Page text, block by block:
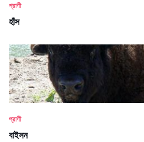
প্রাণী
হাঁস
প্রাণী
বাইসন